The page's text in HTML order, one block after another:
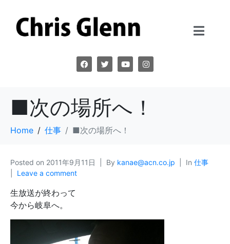
■次の場所へ！
Home 仕事 ■次の場所へ！
Posted on 2011年9月11日 By kanae@acn.co.jp In 仕事
Leave a comment
生放送が終わって
今から岐阜へ。